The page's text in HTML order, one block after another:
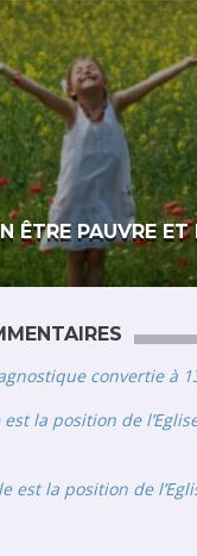
ÊTRE PAUVRE ET
convertie à
est la position de
est la position de